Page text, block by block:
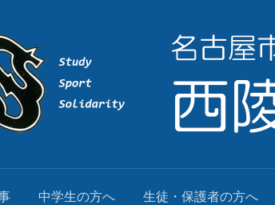
中学生の方へ 生徒・保護者の方へ